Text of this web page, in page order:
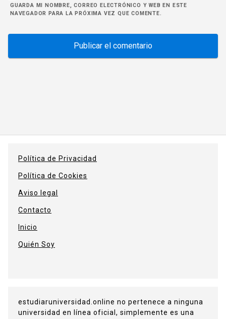
GUARDA MI NOMBRE, CORREO ELECTRÓNICO Y WEB EN ESTE
NAVEGADOR PARA LA PRÓXIMA VEZ QUE COMENTE.
Política de Privacidad
Política de Cookies
Aviso legal
Contacto
Inicio
Quién Soy
estudiaruniversidad.online no pertenece a ninguna
universidad en línea oficial, simplemente es una